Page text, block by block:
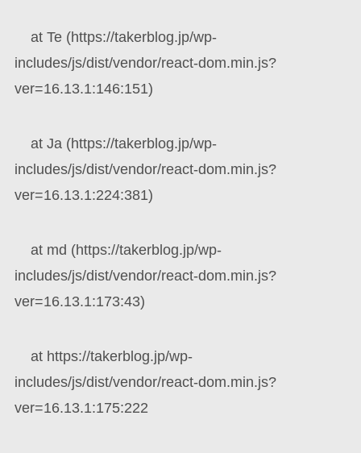
at Te (https://takerblog.jp/wp-
includes/js/dist/vendor/react-dom.min.js?
ver=16.13.1:146:151)
at Ja (https://takerblog.jp/wp-
includes/js/dist/vendor/react-dom.min.js?
ver=16.13.1:224:381)
at md (https://takerblog.jp/wp-
includes/js/dist/vendor/react-dom.min.js?
ver=16.13.1:173:43)
at https://takerblog.jp/wp-
includes/js/dist/vendor/react-dom.min.js?
ver=16.13.1:175:222